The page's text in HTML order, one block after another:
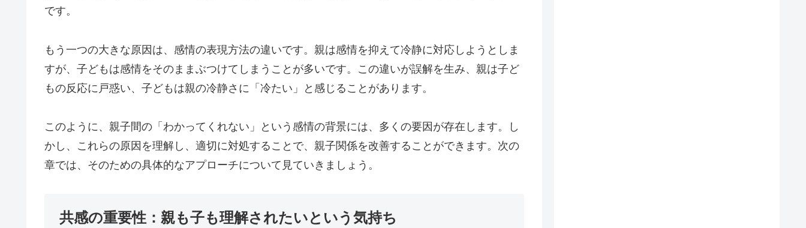
です。
もう一つの大きな原因は、感情の表現方法の違いです。親は感情を抑えて冷静に対応しようとしま
すが、子どもは感情をそのままぶつけてしまうことが多いです。この違いが誤解を生み、親は子ど
もの反応に戸惑い、子どもは親の冷静さに「冷たい」と感じることがあります。
このように、親子間の「わかってくれない」という感情の背景には、多くの要因が存在します。し
かし、これらの原因を理解し、適切に対処することで、親子関係を改善することができます。次の
章では、そのための具体的なアプローチについて見ていきましょう。
共感の重要性：親も子も理解されたいという気持ち